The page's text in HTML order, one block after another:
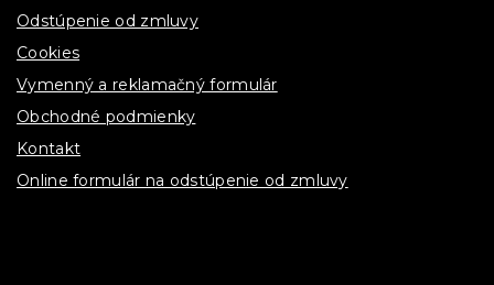
Odstúpenie od zmluvy
Cookies
Vymenný a reklamačný formulár
Obchodné podmienky
Kontakt
Online formulár na odstúpenie od zmluvy